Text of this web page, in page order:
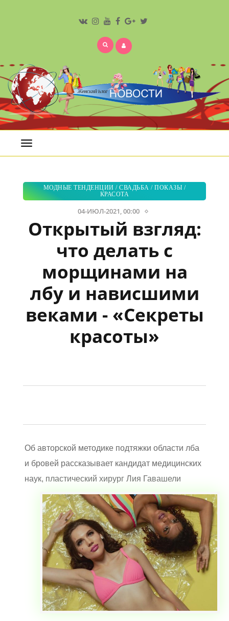
Открыть
меню
МОДНЫЕ ТЕНДЕНЦИИ /СВАДЬБА /ПОКАЗЫ /
КРАСОТА
04-ИЮЛ-2021, 00:00
Открытый взгляд:
что делать с
морщинами на
лбу и нависшими
веками - «Секреты
красоты»
Об авторской методике подтяжки области лба
и бровей рассказывает кандидат медицинских
наук, пластический хирург Лия Гавашели